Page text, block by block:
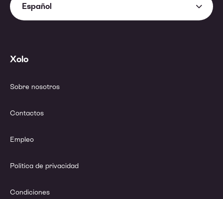
Español
Xolo
Sobre nosotros
Contactos
Empleo
Política de privacidad
Condiciones